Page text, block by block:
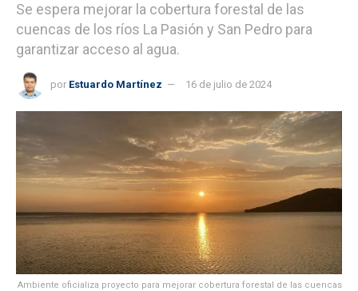
Se espera mejorar la cobertura forestal de las
cuencas de los ríos La Pasión y San Pedro para
garantizar acceso al agua.
por Estuardo Martínez 16 de julio de 2024
Ambiente oficializa proyecto para mejorar cobertura forestal de las cuencas